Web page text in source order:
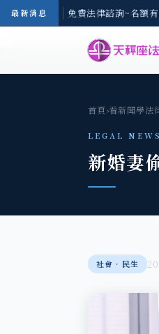
最新消息
3(一) 現場免費法律諮詢~名額有
首頁›看新聞學法
LEGAL NEWS
新婚妻
社會‧民生